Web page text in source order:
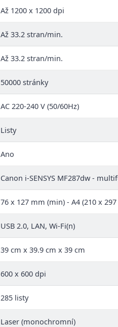
Až 1200 x 1200 dpi
Až 33.2 stran/min.
Až 33.2 stran/min.
50000 stránky
AC 220-240 V (50/60Hz)
Listy
Ano
Canon i-SENSYS MF287dw -
76 x 127 mm (min) - A4 (210 x
USB 2.0, LAN, Wi-Fi(n)
39 cm x 39.9 cm x 39 cm
600 x 600 dpi
285 listy
Laser (monochromní)